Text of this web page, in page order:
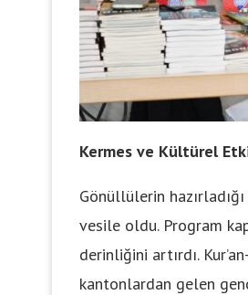
Kermes ve Kültürel
Gönüllülerin
vesile oldu. Program
derinliğini artırdı.
kantonlardan gelen